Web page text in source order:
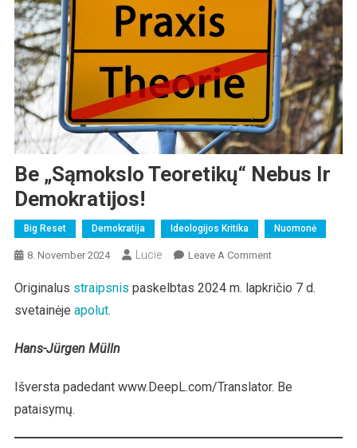
Be „sąmokslo Teoretikų“ Nebus Ir
Demokratijos!
Big Reset Demokratija Ideologijos Kritika Nuomonė
8. November 2024 Lucie Leave A CommentOn
„sąmokslo
Originalus straipsnis paskelbtas 2024 m. lapkričio 7 d.
svetainėje apolut.
Hans-Jürgen Mülln
Išversta padedant www.DeepL.com/Translator. Be
pataisymų.